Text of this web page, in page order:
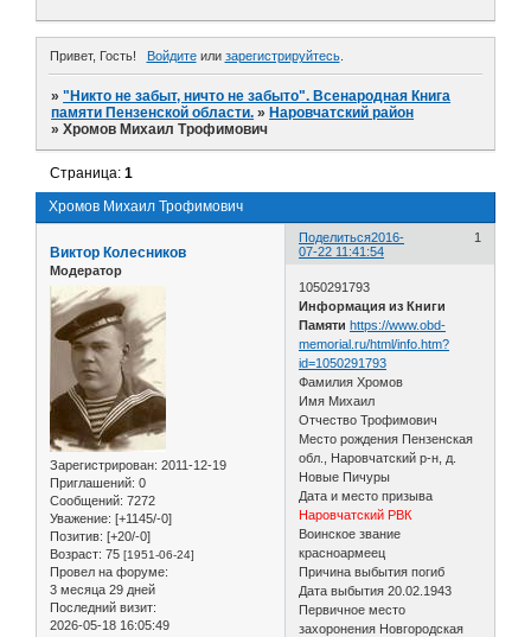
Привет, Гость! Войдитеили зарегистрируйтесь.
»"Никто не забыт, ничто не забыто". Всенародная Книга
памяти Пензенской области. » Наровчатский район
»Хромов Михаил Трофимович
Хромов Михаил Трофимович
Страница:1
Поделиться 1
2016-
07-22 11:41:54
Виктор Колесников
Модератор
Зарегистрирован: 2011-12-19
Приглашений: 0
Сообщений: 7272
Уважение: [+1145/-0]
Позитив: [+20/-0]
Возраст: 75 [1951-06-24]
Провел на форуме:
3 месяца 29 дней
Последний визит:
2026-05-18 16:05:49
1050291793
Информация из Книги
Памяти https://www.obd-
memorial.ru/html/info.htm?
id=1050291793
Фамилия Хромов
Имя Михаил
Отчество Трофимович
Место рождения Пензенская
обл., Наровчатский р-н, д.
Новые Пичуры
Дата и место призыва
Наровчатский РВК
Воинское звание
красноармеец
Причина выбытия погиб
Дата выбытия 20.02.1943
Первичное место
захоронения Новгородская